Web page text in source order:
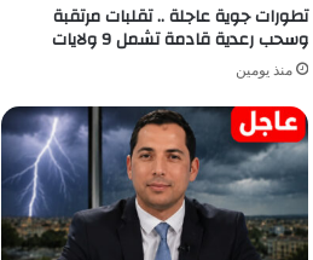
تطورات جوية عاجلة .. تقلبات مرتقبة
وسحب رعدية قادمة تشمل 9 ولايات
منذ يومين